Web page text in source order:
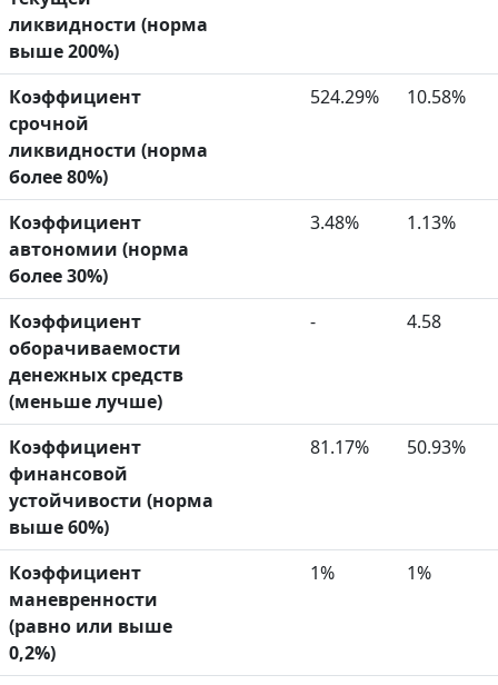
ликвидности (норма
выше 200%)
Коэффициент
срочной
ликвидности (норма
более 80%)
524.29% 10.58%
Коэффициент
автономии (норма
более 30%)
3.48% 1.13%
Коэффициент
оборачиваемости
денежных средств
(меньше лучше)
- 4.58
Коэффициент
финансовой
устойчивости (норма
выше 60%)
81.17% 50.93%
Коэффициент
маневренности
(равно или выше
0,2%)
1% 1%